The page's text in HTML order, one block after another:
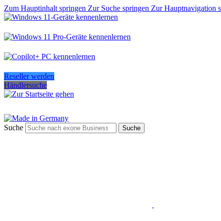
Zum Hauptinhalt springen Zur Suche springen Zur Hauptnavigation
Reseller werden
Händlersuche
Suche Suche